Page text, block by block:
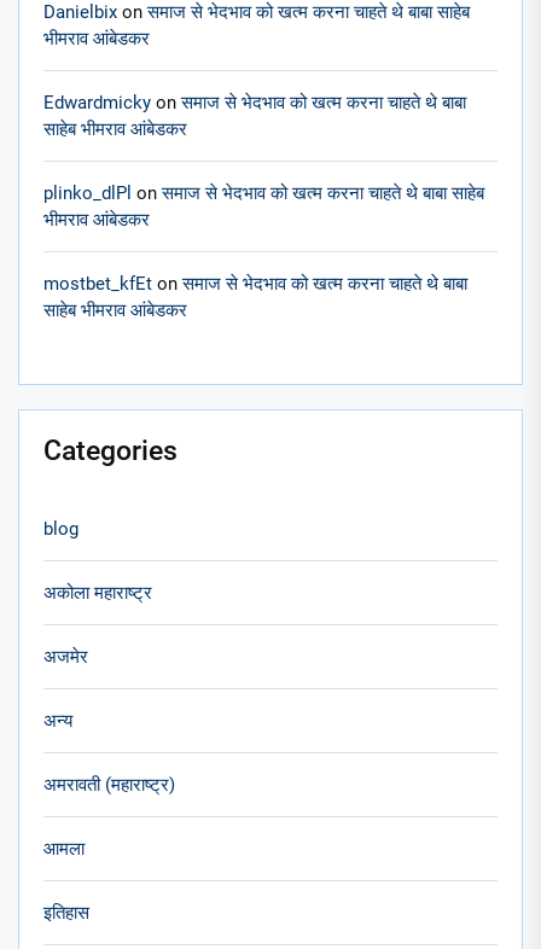
Danielbix onसमाज से भेदभाव को खत्म करना चाहते थे बाबा साहेब
भीमराव आंबेडकर
Edwardmicky onसमाज से भेदभाव को खत्म करना चाहते थे बाबा
साहेब भीमराव आंबेडकर
plinko_dlPl onसमाज से भेदभाव को खत्म करना चाहते थे बाबा साहेब
भीमराव आंबेडकर
mostbet_kfEt onसमाज से भेदभाव को खत्म करना चाहते थे बाबा
साहेब भीमराव आंबेडकर
Categories
blog
अकोला महाराष्ट्र
अजमेर
अन्य
अमरावती (महाराष्ट्र)
आमला
इतिहास